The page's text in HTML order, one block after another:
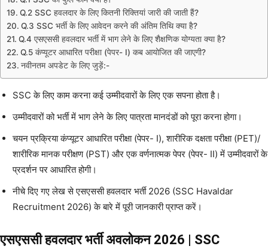
Q.2 SSC हवलदार के लिए कितनी रिक्तियां जारी की जाती हैं?
Q.3 SSC भर्ती के लिए आवेदन करने की अंतिम तिथि क्या है?
Q.4 एसएससी हवलदार भर्ती में भाग लेने के लिए शैक्षणिक योग्यता क्या है?
Q.5 कंप्यूटर आधारित परीक्षा (पेपर- I) कब आयोजित की जाएगी?
नवीनतम अपडेट के लिए जुड़ें:-
SSC के लिए काम करना कई उम्मीदवारों के लिए एक सपना होता है।
उम्मीदवारों को भर्ती में भाग लेने के लिए पात्रता मानदंडों को पूरा करना होगा।
चयन प्रक्रिया कंप्यूटर आधारित परीक्षा (पेपर- I), शारीरिक दक्षता परीक्षा (PET)/
शारीरिक मानक परीक्षण (PST) और एक वर्णनात्मक पेपर (पेपर- II) में उम्मीदवारों के
प्रदर्शन पर आधारित होगी।
नीचे दिए गए लेख से एसएससी हवलदार भर्ती 2026 (SSC Havaldar
Recruitment 2026) के बारे में पूरी जानकारी प्राप्त करें।
एसएससी हवलदार भर्ती अवलोकन 2026 | SSC